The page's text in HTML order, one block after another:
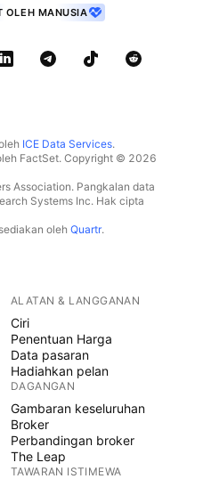
OLEH MANUSIA
ICE Data Services.
FactSet. Copyright © 2026
Association. Pangkalan data
Systems Inc. Hak cipta
oleh Quartr.
ALATAN & LANGGANAN
Ciri
Penentuan Harga
Data pasaran
Hadiahkan pelan
DAGANGAN
Gambaran keseluruhan
Broker
Perbandingan broker
The Leap
TAWARAN ISTIMEWA